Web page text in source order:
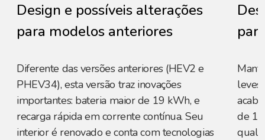
Design e possíveis alterações
para modelos anteriores
Diferente das versões anteriores (HEV2 e
PHEV34), esta versão traz inovações
importantes: bateria maior de 19 kWh, e
recarga rápida em corrente contínua. Seu
interior é renovado e conta com tecnologias
leves
de